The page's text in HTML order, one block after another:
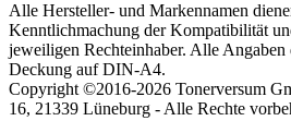
Alle Hersteller- und Markennamen
Kenntlichmachung der Kompatibilität
jeweiligen Rechteinhaber. Alle Angaben
Deckung auf DIN-A4.
Copyright ©2016-2026 Tonerversum
16, 21339 Lüneburg - Alle Rechte